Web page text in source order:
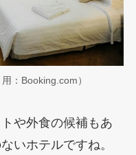
：Booking.com）
や外食の候補もあ
いホテルですね。